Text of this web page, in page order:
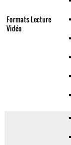
Formats Lecture
Vidéo